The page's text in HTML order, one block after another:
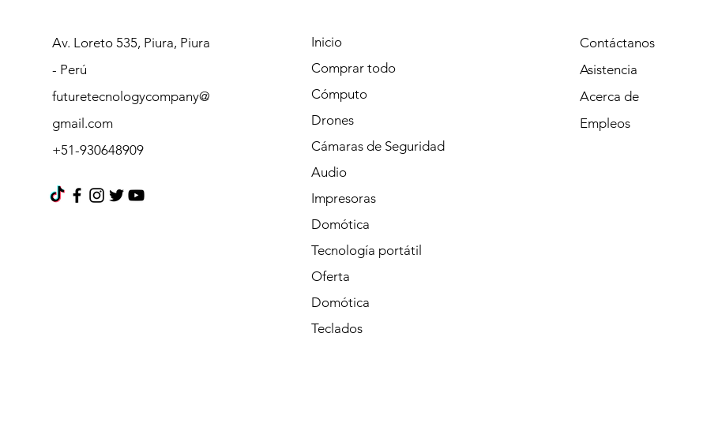
Av. Loreto 535, Piura, Piura
- Perú
futuretecnologycompany@
gmail.com
+51-930648909
Inicio
Comprar todo
Cómputo
Drones
Cámaras de Seguridad
Audio
Impresoras
Domótica
Tecnología portátil
Oferta
Domótica
Teclados
Contáctanos
Asistencia
Acerca de
Empleos